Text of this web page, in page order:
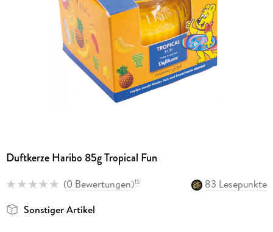
Duftkerze Haribo 85g Tropical Fun
(0 Bewertungen)15
83 Lesepunkte
Sonstiger Artikel